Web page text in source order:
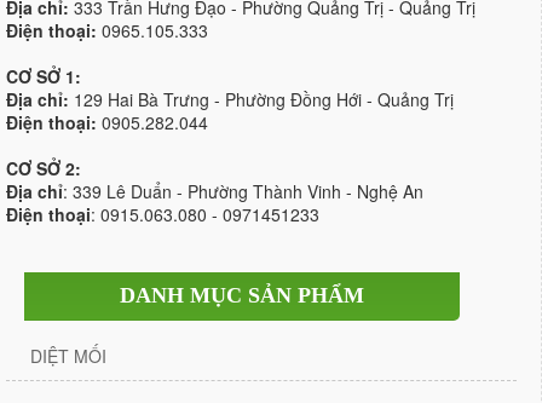
Địa chỉ: 333 Trần Hưng Đạo - Phường Quảng Trị - Quảng Trị
Điện thoại: 0965.105.333
CƠ SỞ 1:
Địa chỉ: 129 Hai Bà Trưng - Phường Đồng Hới - Quảng Trị
Điện thoại: 0905.282.044
CƠ SỞ 2:
Địa chỉ: 339 Lê Duẩn - Phường Thành Vinh - Nghệ An
Điện thoại: 0915.063.080 - 0971451233
DANH MỤC SẢN PHẨM
DIỆT MỐI